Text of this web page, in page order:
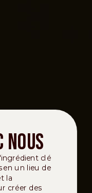
nous
clé
en un lieu de
la
créer des